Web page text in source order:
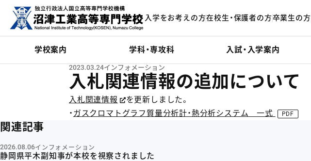
入学をお考えの方在校生・保護者の方卒業生の方
学校案内 学科・専攻科 入試・入学案内
入札関連情報の追加について
2023.03.24インフォメーション
入札関連情報
を更新しました。
・ ガスクロマトグラフ質量分析計・熱分析システム 一式
関連記事
2026.08.06インフォメーション
静岡県平木副知事が本校を視察されました